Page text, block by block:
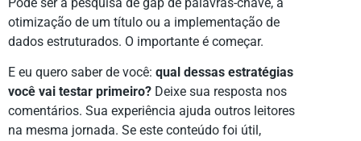
otimização de um título ou a implementação de
dados estruturados. O importante é começar.
E eu quero saber de você: qual dessas estratégias
você vai testar primeiro? Deixe sua resposta nos
comentários. Sua experiência ajuda outros leitores
na mesma jornada. Se este conteúdo foi útil,